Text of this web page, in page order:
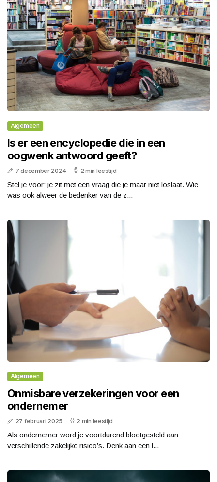
Algemeen
Is er een encyclopedie die in een
oogwenk antwoord geeft?
7 december 2024 2 min leestijd
Stel je voor: je zit met een vraag die je maar niet loslaat. Wie
was ook alweer de bedenker van de z...
Algemeen
Onmisbare verzekeringen voor een
ondernemer
27 februari 2025 2 min leestijd
Als ondernemer word je voortdurend blootgesteld aan
verschillende zakelijke risico’s. Denk aan een l...